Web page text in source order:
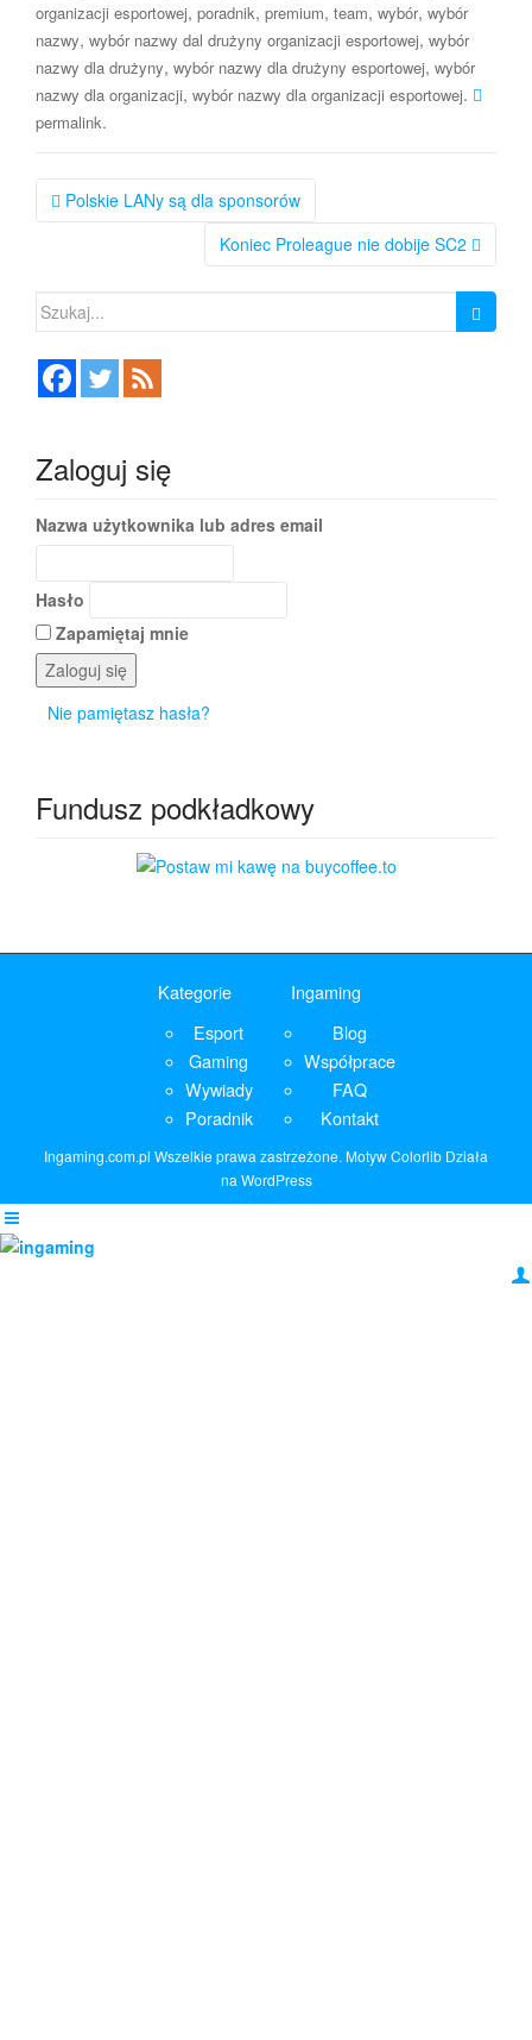
organizacji esportowej, poradnik, premium, team, wybór, wybór
nazwy, wybór nazwy dal drużyny organizacji esportowej, wybór
nazwy dla drużyny, wybór nazwy dla drużyny esportowej, wybór
nazwy dla organizacji, wybór nazwy dla organizacji esportowej.
permalink.
Nawigacja
Polskie LANy są dla sponsorów
Koniec Proleague nie dobije SC2
Szukaj:
Zaloguj się
Nazwa użytkownika lub adres email
Hasło
Zapamiętaj mnie
Zaloguj się
Nie pamiętasz hasła?
Fundusz podkładkowy
Kategorie
Esport
Gaming
Wywiady
Poradnik
Ingaming
Blog
Współprace
FAQ
Kontakt
Ingaming.com.pl Wszelkie prawa zastrzeżone. MotywColorlib Działa
na WordPress